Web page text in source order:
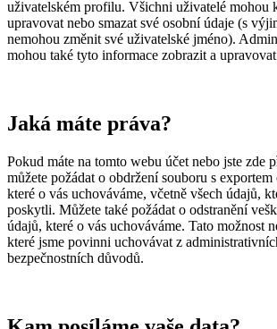
uživatelském profilu. Všichni uživatelé mohou
upravovat nebo smazat své osobní údaje (s
nemohou změnit své uživatelské jméno).
mohou také tyto informace zobrazit a
Jaká máte práva?
Pokud máte na tomto webu účet nebo jste zde
můžete požádat o obdržení souboru s
které o vás uchováváme, včetně všech údajů,
poskytli. Můžete také požádat o odstranění
údajů, které o vás uchováváme. Tato možnost
které jsme povinni uchovávat z
bezpečnostních důvodů.